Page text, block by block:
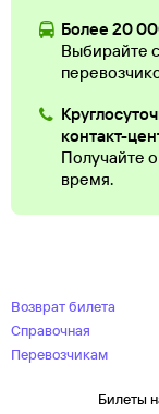
Более 20
Выбирайте
контакт-
Получайте
время.
Возврат билета
Справочная
Перевозчикам
Билеты